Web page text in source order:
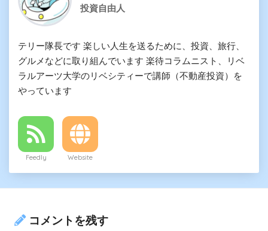
投資自由人
テリー隊長です 楽しい人生を送るために、投資、旅行、
グルメなどに取り組んでいます 楽待コラムニスト、リベ
ラルアーツ大学のリベシティーで講師（不動産投資）を
やっています
Feedly Website
コメントを残す